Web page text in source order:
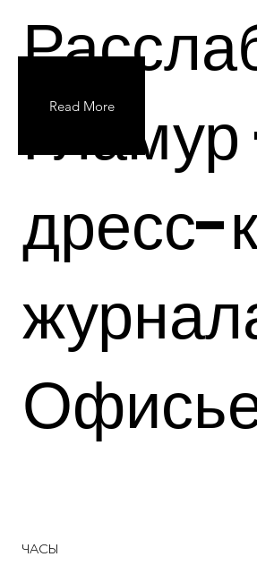
дресс-
Read More
ЧАСЫ